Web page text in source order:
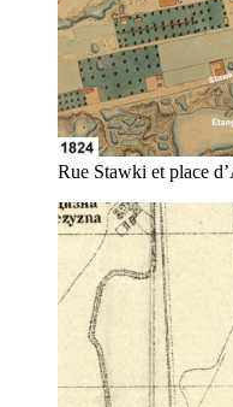
Rue Stawki et place